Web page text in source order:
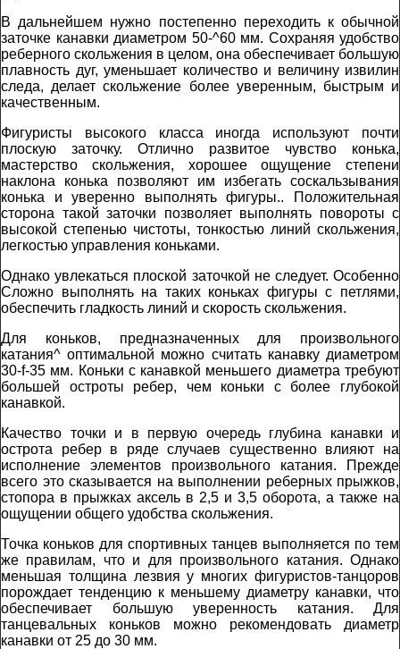
В дальнейшем нужно постепенно переходить к обычной
заточке канавки диаметром 50-^60 мм. Сохраняя удобство
реберного скольжения в целом, она обеспечивает большую
плавность дуг, уменьшает количество и величину извилин
следа, делает скольжение более уверенным, быстрым и
качественным.
Фигуристы высокого класса иногда используют почти
плоскую заточку. Отлично развитое чувство конька,
мастерство скольжения, хорошее ощущение степени
наклона конька позволяют им избегать соскальзывания
конька и уверенно выполнять фигуры.. Положительная
сторона такой заточки позволяет выполнять повороты с
высокой степенью чистоты, тонкостью линий скольжения,
легкостью управления коньками.
Однако увлекаться плоской заточкой не следует. Особенно
Сложно выполнять на таких коньках фигуры с петлями,
обеспечить гладкость линий и скорость скольжения.
Для коньков, предназначенных для произвольного
катания^ оптимальной можно считать канавку диаметром
30-f-35 мм. Коньки с канавкой меньшего диаметра требуют
большей остроты ребер, чем коньки с более глубокой
канавкой.
Качество точки и в первую очередь глубина канавки и
острота ребер в ряде случаев существенно влияют на
исполнение элементов произвольного катания. Прежде
всего это сказывается на выполнении реберных прыжков,
стопора в прыжках аксель в 2,5 и 3,5 оборота, а также на
ощущении общего удобства скольжения.
Точка коньков для спортивных танцев выполняется по тем
же правилам, что и для произвольного катания. Однако
меньшая толщина лезвия у многих фигуристов-танцоров
порождает тенденцию к меньшему диаметру канавки, что
обеспечивает большую уверенность катания. Для
танцевальных коньков можно рекомендовать диаметр
канавки от 25 до 30 мм.